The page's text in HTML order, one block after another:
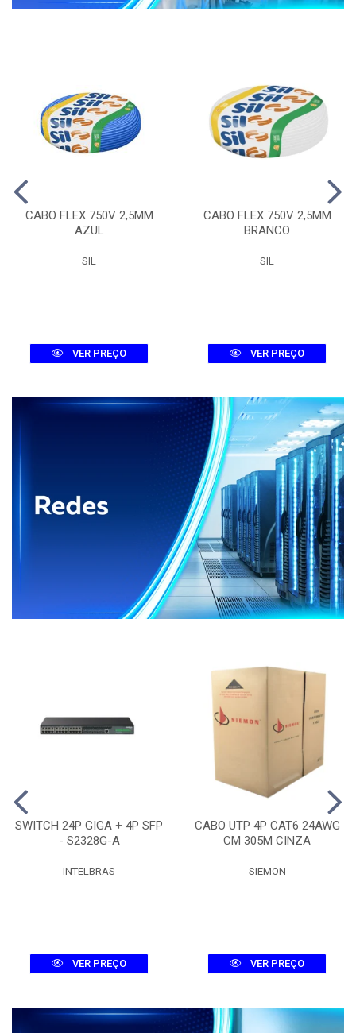
CABO FLEX 750V 2,5MM
AZUL
SIL
VER PREÇO
CABO FLEX 750V 2,5MM
BRANCO
SIL
VER PREÇO
SWITCH 24P GIGA + 4P SFP
- S2328G-A
INTELBRAS
VER PREÇO
CABO UTP 4P CAT6 24AWG
CM 305M CINZA
SIEMON
VER PREÇO